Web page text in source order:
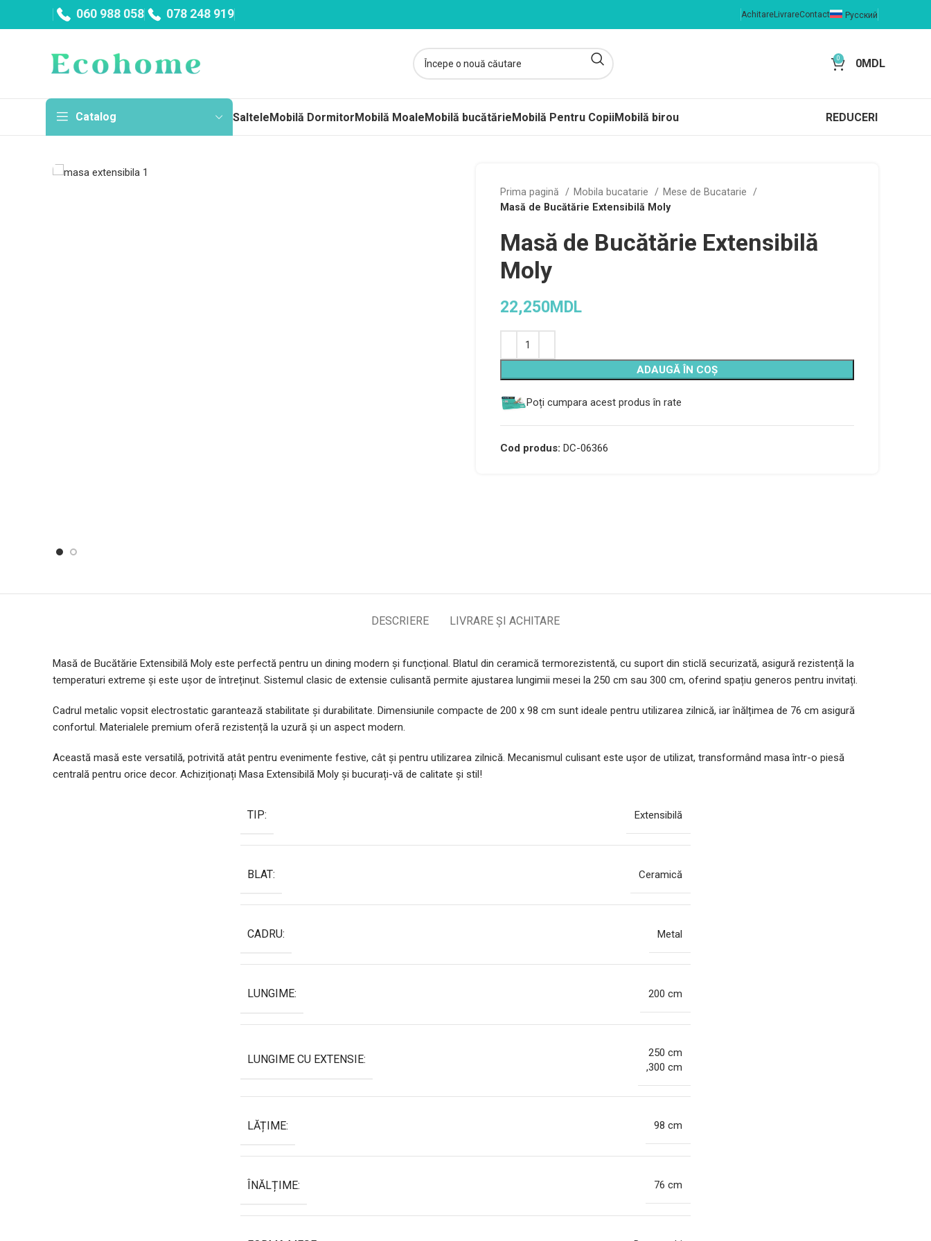
060 988 058 078 248 919 AchitareLivrareContact Русский
0 0MDL
Catalog SalteleMobilă DormitorMobilă MoaleMobilă bucătărieMobilă Pentru CopiiMobilă birou REDUCERI
Prima pagină Mobila bucatarie
Mese de Bucatarie
Masă de Bucătărie Extensibilă Moly
Masă de Bucătărie Extensibilă
Moly
22,250MDL
ADAUGĂ ÎN COȘ
Alternative:
Poți cumpara acest produs în rate
Cod produs: DC-06366
DESCRIERE LIVRARE ȘI ACHITARE
Masă de Bucătărie Extensibilă Moly este perfectă pentru un dining modern și funcțional. Blatul din ceramică termorezistentă, cu suport din sticlă securizată, asigură rezistență la
temperaturi extreme și este ușor de întreținut. Sistemul clasic de extensie culisantă permite ajustarea lungimii mesei la 250 cm sau 300 cm, oferind spațiu generos pentru invitați.
Cadrul metalic vopsit electrostatic garantează stabilitate și durabilitate. Dimensiunile compacte de 200 x 98 cm sunt ideale pentru utilizarea zilnică, iar înălțimea de 76 cm asigură
confortul. Materialele premium oferă rezistență la uzură și un aspect modern.
Această masă este versatilă, potrivită atât pentru evenimente festive, cât și pentru utilizarea zilnică. Mecanismul culisant este ușor de utilizat, transformând masa într-o piesă
centrală pentru orice decor. Achiziționați Masa Extensibilă Moly și bucurați-vă de calitate și stil!
TIP: Extensibilă
BLAT: Ceramică
CADRU: Metal
LUNGIME: 200 cm
LUNGIME CU EXTENSIE:
250 cm
,300 cm
LĂȚIME: 98 cm
ÎNĂLȚIME: 76 cm